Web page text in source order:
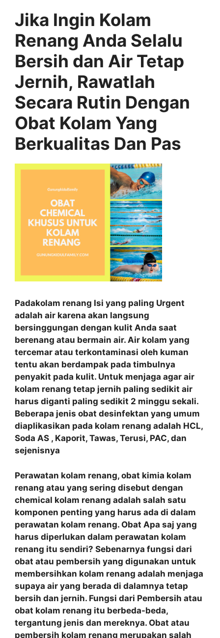
Jika Ingin Kolam
Renang Anda Selalu
Bersih dan Air Tetap
Jernih, Rawatlah
Secara Rutin Dengan
Obat Kolam Yang
Berkualitas Dan Pas
Padakolam renang Isi yang paling Urgent
adalah air karena akan langsung
bersinggungan dengan kulit Anda saat
berenang atau bermain air. Air kolam yang
tercemar atau terkontaminasi oleh kuman
tentu akan berdampak pada timbulnya
penyakit pada kulit. Untuk menjaga agar air
kolam renang tetap jernih paling sedikit air
harus diganti paling sedikit 2 minggu sekali.
Beberapa jenis obat desinfektan yang umum
diaplikasikan pada kolam renang adalah HCL,
Soda AS , Kaporit, Tawas, Terusi, PAC, dan
sejenisnya
Perawatan kolam renang, obat kimia kolam
renang atau yang sering disebut dengan
chemical kolam renang adalah salah satu
komponen penting yang harus ada di dalam
perawatan kolam renang. Obat Apa saj yang
harus diperlukan dalam perawatan kolam
renang itu sendiri? Sebenarnya fungsi dari
obat atau pembersih yang digunakan untuk
membersihkan kolam renang adalah menjaga
supaya air yang berada di dalamnya tetap
bersih dan jernih. Fungsi dari Pembersih atau
obat kolam renang itu berbeda-beda,
tergantung jenis dan mereknya. Obat atau
pembersih kolam renang merupakan salah